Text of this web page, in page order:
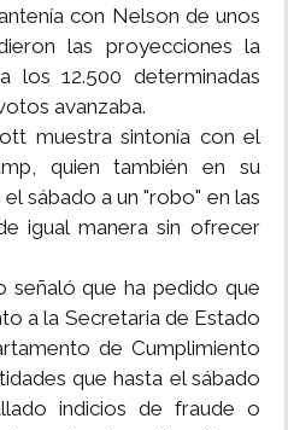
con Nelson de unos
las proyecciones la
los 12.500 determinadas
avanzaba.
muestra sintonía con el
quien también en su
sábado a un "robo" en las
igual manera sin ofrecer
señaló que ha pedido que
a la Secretaria de Estado
de Cumplimiento
que hasta el sábado
indicios de fraude o